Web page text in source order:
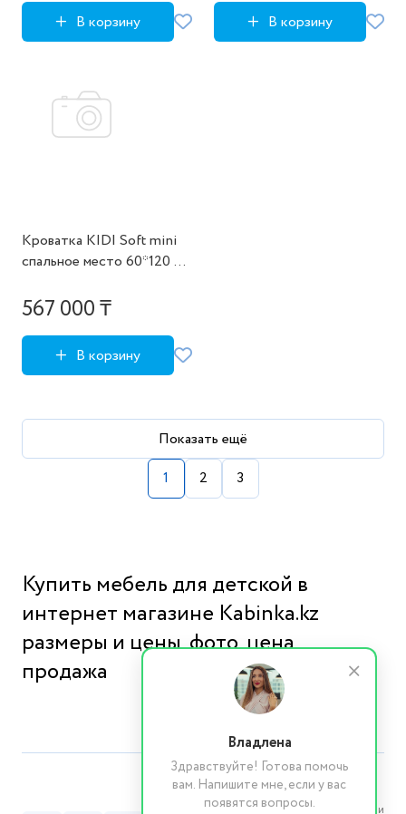
В корзину В корзину
Кроватка KIDI Soft mini
cпальное место 60*120 см
(бежевый)
567 000 ₸
В корзину
Показать ещё
1
2 3
Купить мебель для детской в
интернет магазине Kabinka.kz
размеры и цены, фото, цена,
продажа
Реквизиты компании
Владлена
Здравствуйте! Готова помочь
вам. Напишите мне, если у вас
появятся вопросы.